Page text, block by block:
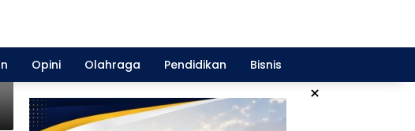
Opini Olahraga Pendidikan Bisnis
×